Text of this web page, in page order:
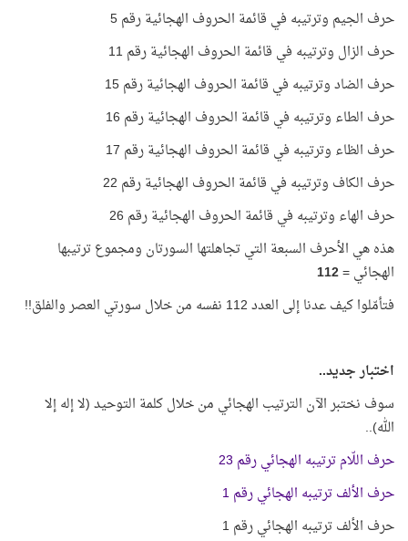
حرف الجيم وترتيبه في قائمة الحروف الهجائية رقم 5
حرف الزال وترتيبه في قائمة الحروف الهجائية رقم 11
حرف الضاد وترتيبه في قائمة الحروف الهجائية رقم 15
حرف الطاء وترتيبه في قائمة الحروف الهجائية رقم 16
حرف الظاء وترتيبه في قائمة الحروف الهجائية رقم 17
حرف الكاف وترتيبه في قائمة الحروف الهجائية رقم 22
حرف الهاء وترتيبه في قائمة الحروف الهجائية رقم 26
هذه هي الأحرف السبعة التي تجاهلتها السورتان ومجموع ترتيبها
الهجائي =112
فتأمّلوا كيف عدنا إلى العدد 112 نفسه من خلال سورتي العصر والفلق!!
اختبار جديد..
سوف نختبر الآن الترتيب الهجائي من خلال كلمة التوحيد (لا إله إلا
الله)..
حرف اللّام ترتيبه الهجائي رقم 23
حرف الألف ترتيبه الهجائي رقم 1
حرف الألف ترتيبه الهجائي رقم 1